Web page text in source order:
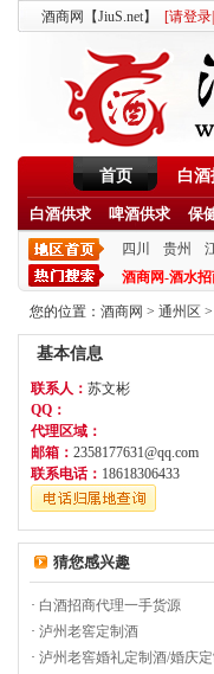
酒商网【JiuS.net】 [请登录
首页 白
白酒供求 啤酒供求 保
四川 贵州
酒商网-酒水
您的位置： 酒商网 > 通州区 >
基本信息
联系人： 苏文彬
QQ：
代理区域：
邮箱： 2358177631@qq.com
联系电话： 18618306433
猜您感兴趣
· 白酒招商代理一手货源
· 泸州老窖定制酒
· 泸州老窖婚礼定制酒/婚庆